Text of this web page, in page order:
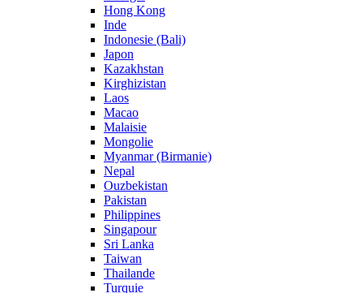
Hong Kong
Inde
Indonesie (Bali)
Japon
Kazakhstan
Kirghizistan
Laos
Macao
Malaisie
Mongolie
Myanmar (Birmanie)
Nepal
Ouzbekistan
Pakistan
Philippines
Singapour
Sri Lanka
Taiwan
Thailande
Turquie